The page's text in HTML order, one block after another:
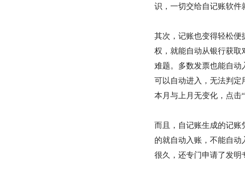
识，一切交给自记账软件
其次，记账也变得轻松便
权，就能自动从银行获取
难题。多数发票也能自动
可以自动进入，无法判定
本月与上月无变化，点击
而且，自记账生成的记账
的就自动入账，不能自
很久，还专门申请了发明